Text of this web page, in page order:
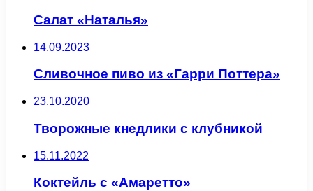
Салат «Наталья»
14.09.2023
Сливочное пиво из «Гарри Поттера»
23.10.2020
Творожные кнедлики с клубникой
15.11.2022
Коктейль с «Амаретто»